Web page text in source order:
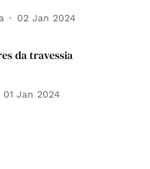
02 Jan 2024
da travessia
01 Jan 2024